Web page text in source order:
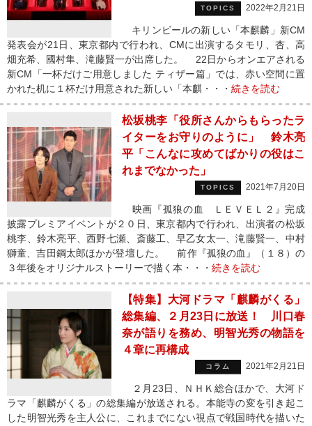
TOPICS 2022年2月21日
キリンビールの新しい「本麒麟」新CM
発表会が21日、東京都内で行われ、CMに出演するタモリ、杏、高
畑充希、國村隼、滝藤賢一が出席した。 22日からオンエアされる
新CM「一杯だけご用意しました ティザー篇」では、赤い空間に置
かれた机に１杯だけ用意された新しい「本麒・・・ 続きを読む
松坂桃李「役所さんからもらったラ
イターをお守りのように」 鈴木亮
平「こんなに攻めてばかりの役はこ
れまでなかった」
TOPICS 2021年7月20日
映画『孤狼の血 ＬＥＶＥＬ２』完成
披露プレミアイベントが２０日、東京都内で行われ、出演者の松坂
桃李、鈴木亮平、西野七瀬、斎藤工、早乙女太一、滝藤賢一、中村
獅童、吉田鋼太郎ほかが登壇した。 前作『孤狼の血』（１８）の
３年後をオリジナルストーリーで描く本・・・ 続きを読む
【特集】大河ドラマ「麒麟がくる」
総集編、２月23日に放送！ 川口春
奈が語りを務め、明智光秀の物語を
４章に再構成
コラム 2021年2月21日
２月23日、ＮＨＫ総合ほかで、大河ド
ラマ「麒麟がくる」の総集編が放送される。本能寺の変を引き起こ
した明智光秀を主人公に、これまでにない視点で戦国時代を描いた